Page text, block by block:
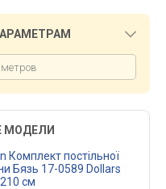
МОДЕЛИ
Комплект постільної
см